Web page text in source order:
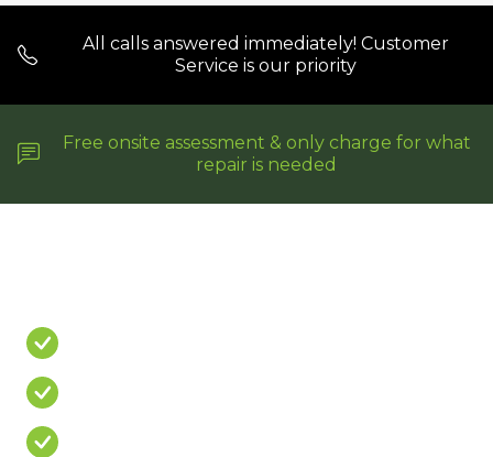
All calls answered immediately! Customer
Service is our priority
Free onsite assessment & only charge for what
repair is needed